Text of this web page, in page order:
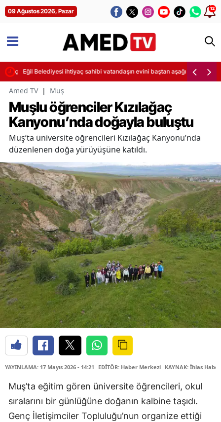
09 Ağustos 2026, Pazar 12
geçirdiEğil Belediyesi ihtiyaç sahibi vatandaşın evini baştan aşağı yeniledi
Amed TV | Muş
Muşlu öğrenciler Kızılağaç
Kanyonu’nda doğayla buluştu
Muş’ta üniversite öğrencileri Kızılağaç Kanyonu’nda
düzenlenen doğa yürüyüşüne katıldı.
YAYINLAMA: 17 Mayıs 2026 - 14:21 EDİTÖR: Haber Merkezi KAYNAK: İhlas
Muş’ta eğitim gören üniversite öğrencileri, okul
sıralarını bir günlüğüne doğanın kalbine taşıdı.
Genç İletişimciler Topluluğu’nun organize ettiği